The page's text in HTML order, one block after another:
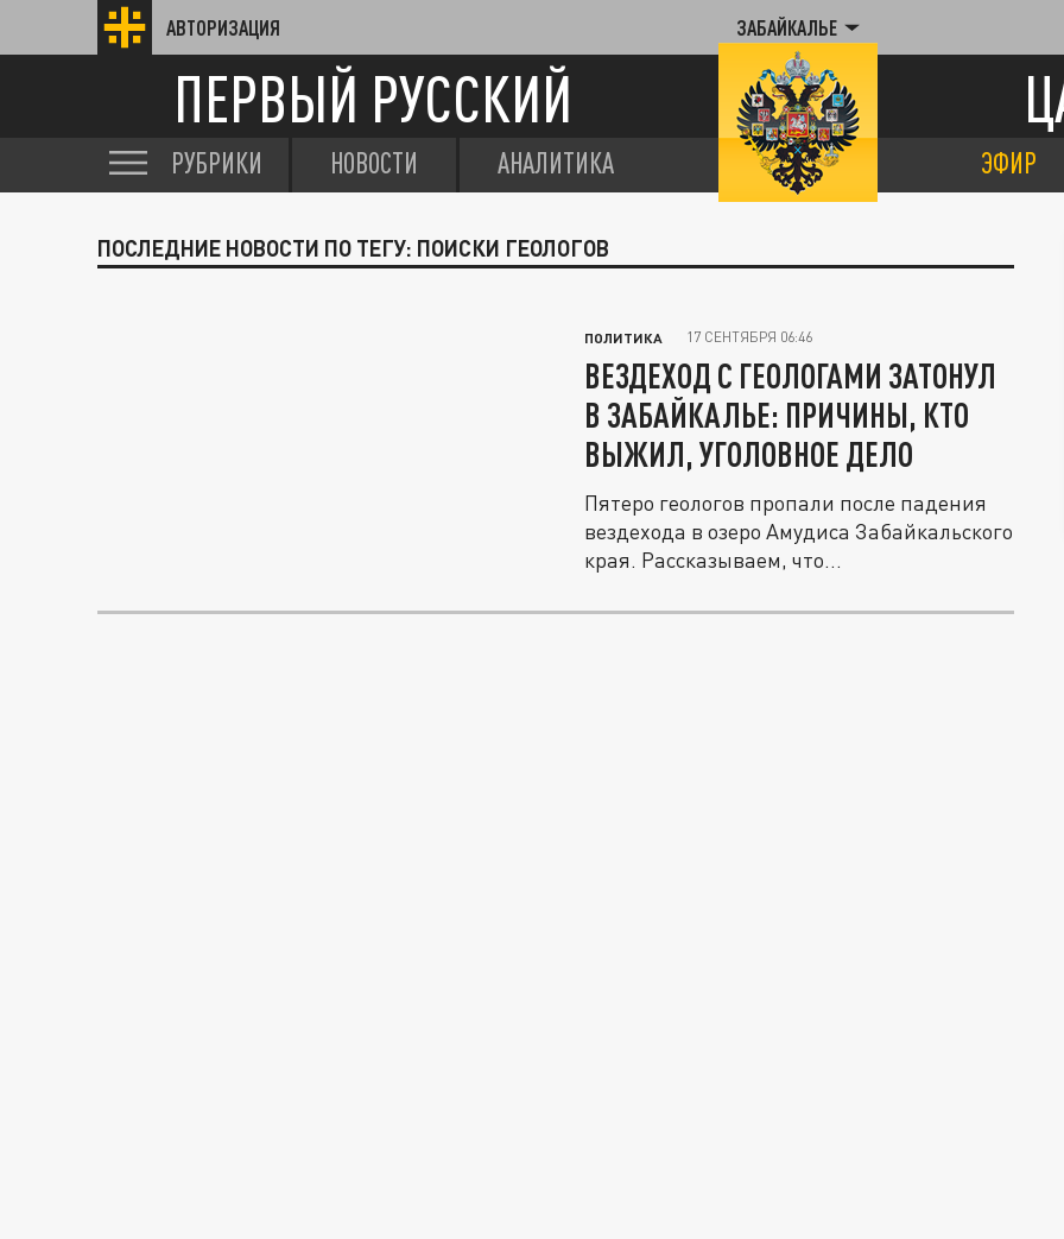
АВТОРИЗАЦИЯ ЗАБАЙКАЛЬЕ
ПЕРВЫЙ РУССКИЙ
РУБРИКИ НОВОСТИ АНАЛИТИКА ЭФИР
ПОСЛЕДНИЕ НОВОСТИ ПО ТЕГУ: ПОИСКИ ГЕОЛОГОВ
ПОЛИТИКА 17 СЕНТЯБРЯ 06:46
ВЕЗДЕХОД С ГЕОЛОГАМИ ЗАТОНУЛ
В ЗАБАЙКАЛЬЕ: ПРИЧИНЫ, КТО
ВЫЖИЛ, УГОЛОВНОЕ ДЕЛО
Пятеро геологов пропали после падения
вездехода в озеро Амудиса Забайкальского
края. Рассказываем, что...